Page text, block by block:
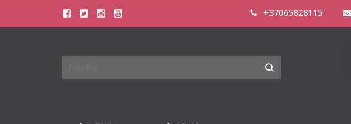
+37065828115
PREKIŲ PAIEŠKA - KOMBINEZONAI